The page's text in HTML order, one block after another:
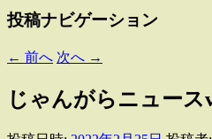
投稿ナビゲーション
← 前へ 次へ →
じゃんがらニュース